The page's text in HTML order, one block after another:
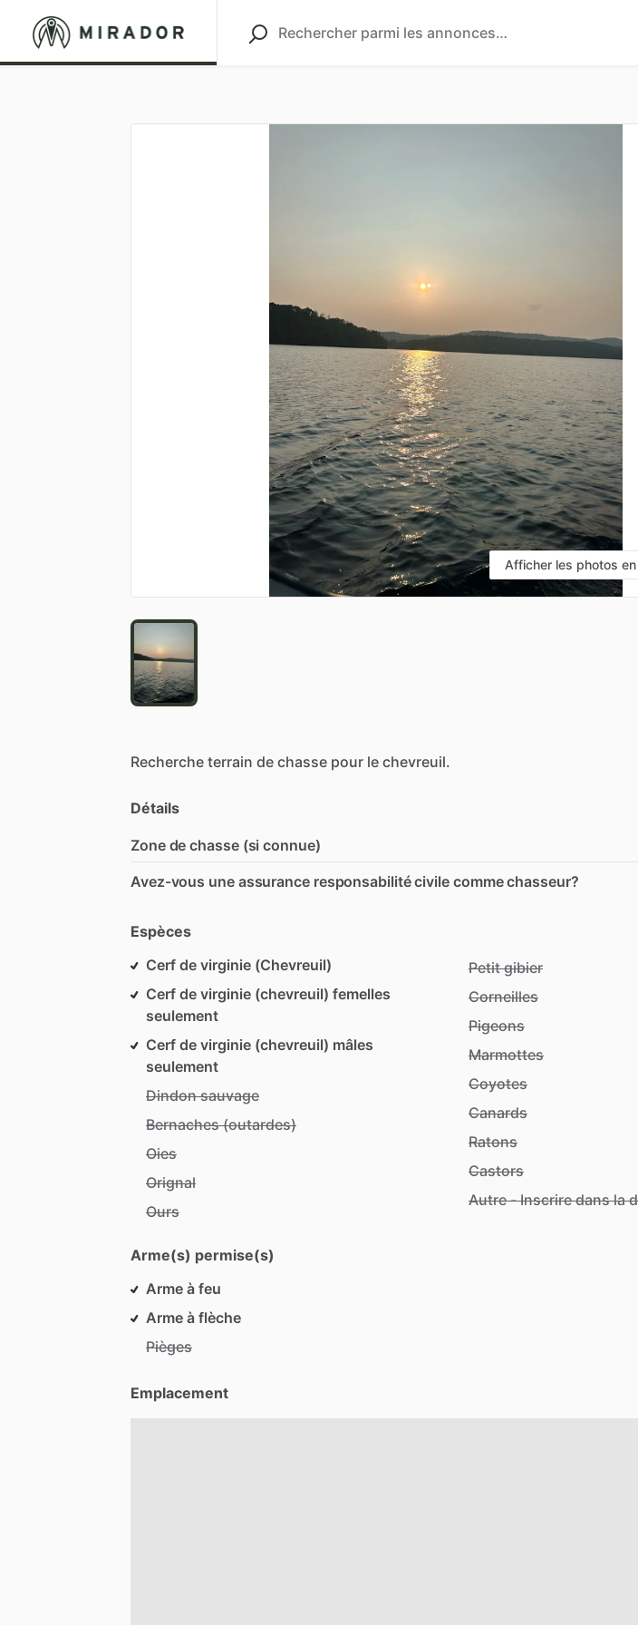
Afficher les photos
Recherche terrain de chasse pour le chevreuil.
Détails
Zone de chasse (si connue)
Avez-vous une assurance responsabilité civile comme chasseur?
Espèces
Cerf de virginie (Chevreuil)
Cerf de virginie (chevreuil) femelles
seulement
Cerf de virginie (chevreuil) mâles
seulement
Dindon sauvage
Bernaches (outardes)
Oies
Orignal
Ours
Petit gibier
Corneilles
Pigeons
Marmottes
Coyotes
Canards
Ratons
Castors
Autre - Inscrire dans la
Arme(s) permise(s)
Arme à feu
Arme à flèche
Pièges
Emplacement